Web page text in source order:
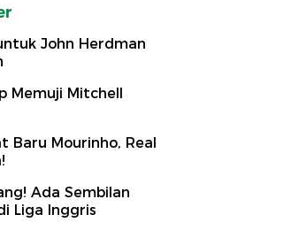
John Herdman
Memuji Mitchell
Baru Mourinho, Real
Ada Sembilan
Liga Inggris